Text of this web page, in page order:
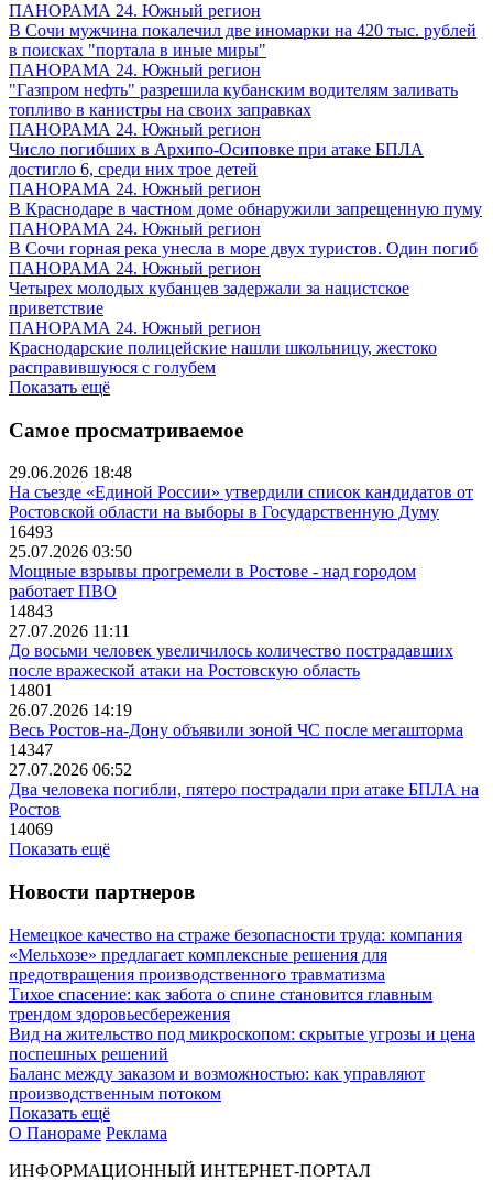
ПАНОРАМА 24. Южный регион
В Сочи мужчина покалечил две иномарки на 420 тыс. рублей
в поисках "портала в иные миры"
ПАНОРАМА 24. Южный регион
"Газпром нефть" разрешила кубанским водителям заливать
топливо в канистры на своих заправках
ПАНОРАМА 24. Южный регион
Число погибших в Архипо-Осиповке при атаке БПЛА
достигло 6, среди них трое детей
ПАНОРАМА 24. Южный регион
В Краснодаре в частном доме обнаружили запрещенную пуму
ПАНОРАМА 24. Южный регион
В Сочи горная река унесла в море двух туристов. Один погиб
ПАНОРАМА 24. Южный регион
Четырех молодых кубанцев задержали за нацистское
приветствие
ПАНОРАМА 24. Южный регион
Краснодарские полицейские нашли школьницу, жестоко
расправившуюся с голубем
Показать ещё
Самое просматриваемое
29.06.2026 18:48
На съезде «Единой России» утвердили список кандидатов от
Ростовской области на выборы в Государственную Думу
16493
25.07.2026 03:50
Мощные взрывы прогремели в Ростове - над городом
работает ПВО
14843
27.07.2026 11:11
До восьми человек увеличилось количество пострадавших
после вражеской атаки на Ростовскую область
14801
26.07.2026 14:19
Весь Ростов-на-Дону объявили зоной ЧС после мегашторма
14347
27.07.2026 06:52
Два человека погибли, пятеро пострадали при атаке БПЛА на
Ростов
14069
Показать ещё
Новости партнеров
Немецкое качество на страже безопасности труда: компания
«Мельхозе» предлагает комплексные решения для
предотвращения производственного травматизма
Тихое спасение: как забота о спине становится главным
трендом здоровьесбережения
Вид на жительство под микроскопом: скрытые угрозы и цена
поспешных решений
Баланс между заказом и возможностью: как управляют
производственным потоком
Показать ещё
О Панораме Реклама
ИНФОРМАЦИОННЫЙ ИНТЕРНЕТ-ПОРТАЛ